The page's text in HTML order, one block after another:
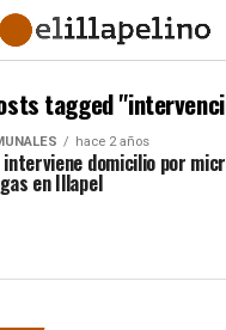
tagged
hace 2 años
interviene domicilio por
en Illapel